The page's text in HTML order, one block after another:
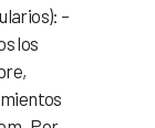
–
los